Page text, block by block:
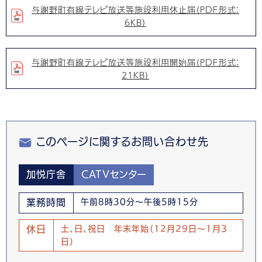
与謝野町有線テレビ放送等施設利用休止届（PDF形式：
6KB）
与謝野町有線テレビ放送等施設利用開始届（PDF形式：
21KB）
このページに関するお問い合わせ先
加悦庁舎 CATVセンター
業務時間 午前8時30分～午後5時15分
休日
土、日、祝日 年末年始（12月29日～1月3
日）